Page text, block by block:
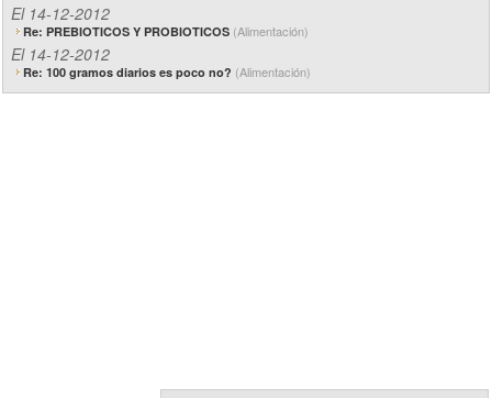
El 14-12-2012
Re: PREBIOTICOS Y PROBIOTICOS (Alimentación)
El 14-12-2012
Re: 100 gramos diarios es poco no? (Alimentación)